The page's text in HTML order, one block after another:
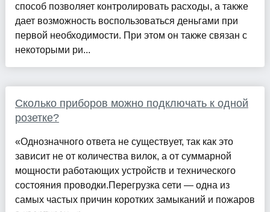
способ позволяет контролировать расходы, а также
дает возможность воспользоваться деньгами при
первой необходимости. При этом он также связан с
некоторыми ри...
Сколько приборов можно подключать к одной
розетке?
«Однозначного ответа не существует, так как это
зависит не от количества вилок, а от суммарной
мощности работающих устройств и технического
состояния проводки.Перегрузка сети — одна из
самых частых причин коротких замыканий и пожаров